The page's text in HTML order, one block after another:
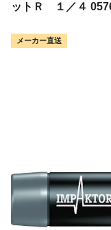
ットＲ １／４
メーカー直送